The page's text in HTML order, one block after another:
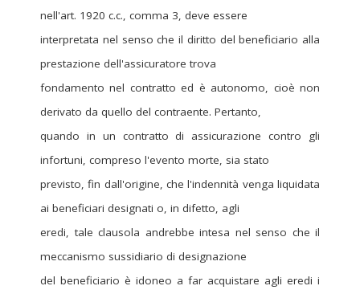
nell'art. 1920 c.c., comma 3, deve essere
interpretata nel senso che il diritto del beneficiario alla
prestazione dell'assicuratore trova
fondamento nel contratto ed è autonomo, cioè non
derivato da quello del contraente. Pertanto,
quando in un contratto di assicurazione contro gli
infortuni, compreso l'evento morte, sia stato
previsto, fin dall'origine, che l'indennità venga liquidata
ai beneficiari designati o, in difetto, agli
eredi, tale clausola andrebbe intesa nel senso che il
meccanismo sussidiario di designazione
del beneficiario è idoneo a far acquistare agli eredi i